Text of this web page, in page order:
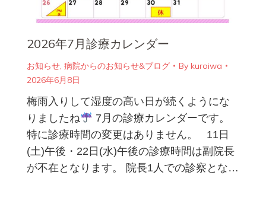
2026年7月診療カレンダー
お知らせ, 病院からのお知らせ&ブログ By kuroiwa
2026年6月8日
梅雨入りして湿度の高い日が続くようにな
りましたね
7月の診療カレンダーです。
特に診療時間の変更はありません。 11日
(土)午後・22日(水)午後の診療時間は副院長
が不在となります。 院長1人での診察とな…